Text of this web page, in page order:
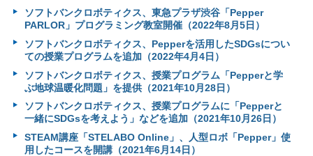
ソフトバンクロボティクス、東急プラザ渋谷「Pepper
PARLOR」プログラミング教室開催（2022年8月5日）
ソフトバンクロボティクス、Pepperを活用したSDGsについ
ての授業プログラムを追加（2022年4月4日）
ソフトバンクロボティクス、授業プログラム「Pepperと学
ぶ地球温暖化問題」を提供（2021年10月28日）
ソフトバンクロボティクス、授業プログラムに「Pepperと
一緒にSDGsを考えよう」などを追加（2021年10月26日）
STEAM講座「STELABO Online」、人型ロボ「Pepper」使
用したコースを開講（2021年6月14日）